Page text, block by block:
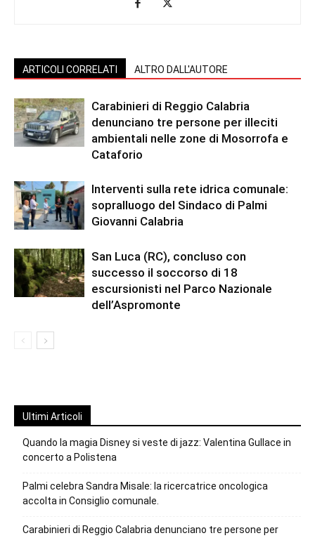
ARTICOLI CORRELATI ALTRO DALL'AUTORE
Carabinieri di Reggio Calabria
denunciano tre persone per illeciti
ambientali nelle zone di Mosorrofa e
Cataforio
Interventi sulla rete idrica comunale:
sopralluogo del Sindaco di Palmi
Giovanni Calabria
San Luca (RC), concluso con
successo il soccorso di 18
escursionisti nel Parco Nazionale
dell’Aspromonte
Ultimi Articoli
Quando la magia Disney si veste di jazz: Valentina Gullace in
concerto a Polistena
Palmi celebra Sandra Misale: la ricercatrice oncologica
accolta in Consiglio comunale.
Carabinieri di Reggio Calabria denunciano tre persone per